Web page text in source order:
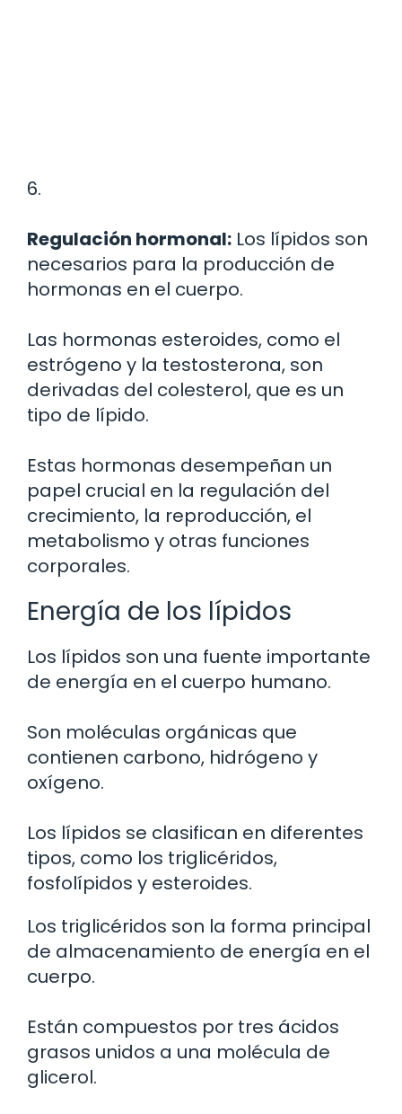
6.
Regulación hormonal: Los lípidos son
necesarios para la producción de
hormonas en el cuerpo.
Las hormonas esteroides, como el
estrógeno y la testosterona, son
derivadas del colesterol, que es un
tipo de lípido.
Estas hormonas desempeñan un
papel crucial en la regulación del
crecimiento, la reproducción, el
metabolismo y otras funciones
corporales.
Energía de los lípidos
Los lípidos son una fuente importante
de energía en el cuerpo humano.
Son moléculas orgánicas que
contienen carbono, hidrógeno y
oxígeno.
Los lípidos se clasifican en diferentes
tipos, como los triglicéridos,
fosfolípidos y esteroides.
Los triglicéridos son la forma principal
de almacenamiento de energía en el
cuerpo.
Están compuestos por tres ácidos
grasos unidos a una molécula de
glicerol.